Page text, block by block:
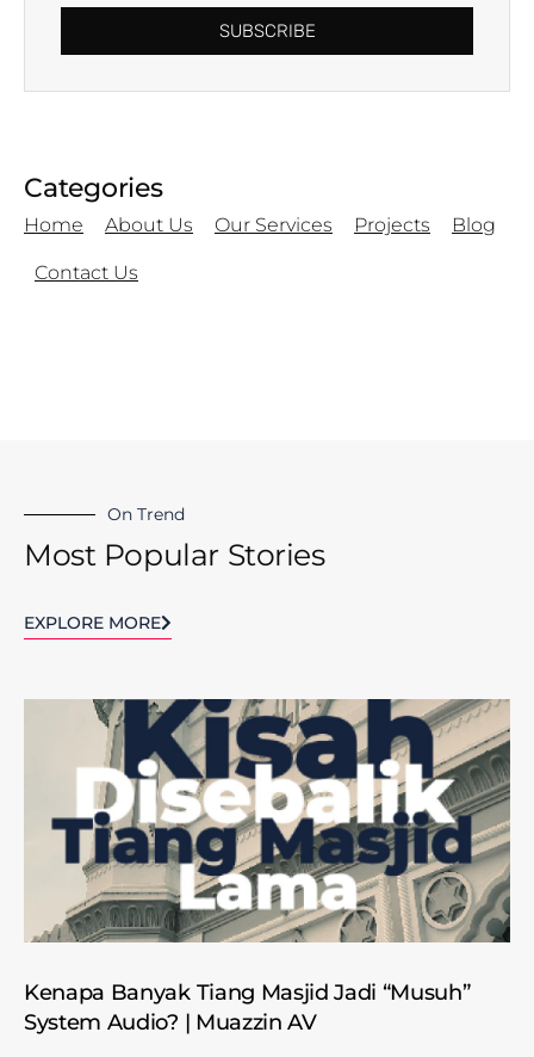
SUBSCRIBE
Categories
Home About Us Our Services Projects Blog
Contact Us
On Trend
Most Popular Stories
EXPLORE MORE
Kenapa Banyak Tiang Masjid Jadi “Musuh”
System Audio? | Muazzin AV